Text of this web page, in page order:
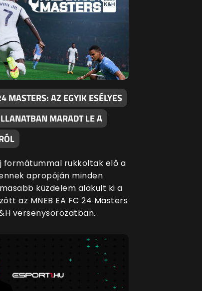
MASTERS: AZ EGYIK ESÉLYES
MARADT LE A
formátummal rukkoltak elő a
apropóján minden
küzdelem alakult ki a
az MNEB EA FC 24 Masters
versenysorozatban.